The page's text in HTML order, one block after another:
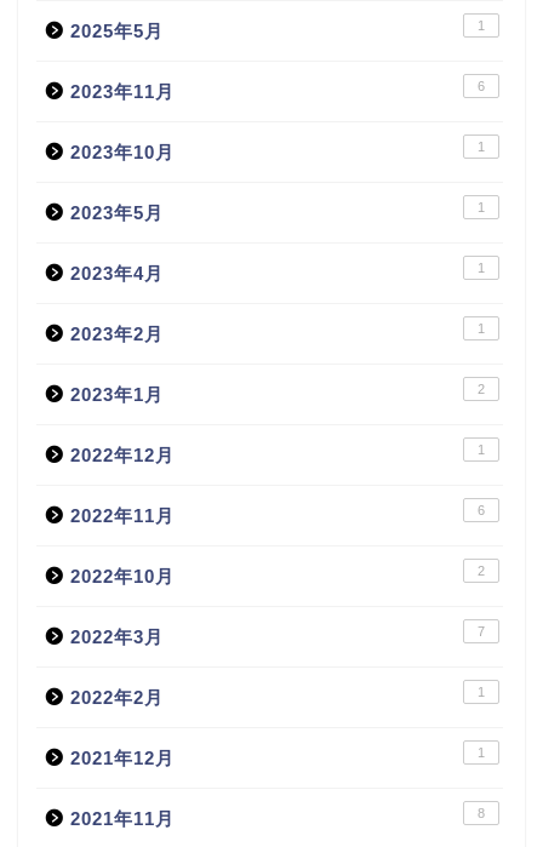
2025年5月 1
2023年11月 6
2023年10月 1
2023年5月 1
2023年4月 1
2023年2月 1
2023年1月 2
2022年12月 1
2022年11月 6
2022年10月 2
2022年3月 7
2022年2月 1
2021年12月 1
2021年11月 8